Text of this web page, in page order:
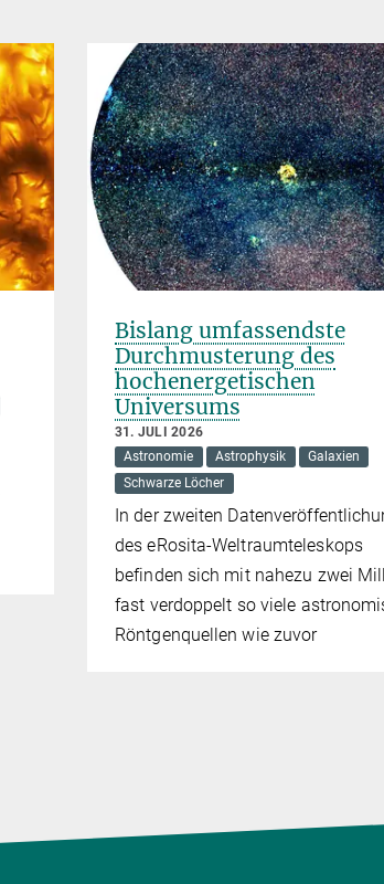
Bislang umfassendste
Durchmusterung des
hochenergetischen
Universums
31. JULI 2026
Astronomie
Astrophysik
Galaxien
Schwarze Löcher
In der zweiten
des eRosita-Weltraumteleskops
befinden sich mit nahezu zwei
fast verdoppelt so viele
Röntgenquellen wie zuvor